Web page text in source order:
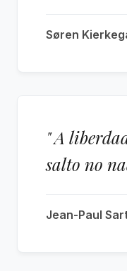
Søren
" A
salto no
Jean-Paul